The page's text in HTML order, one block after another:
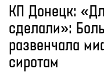
КП Донецк:
сделали»:
развенчала
сиротам